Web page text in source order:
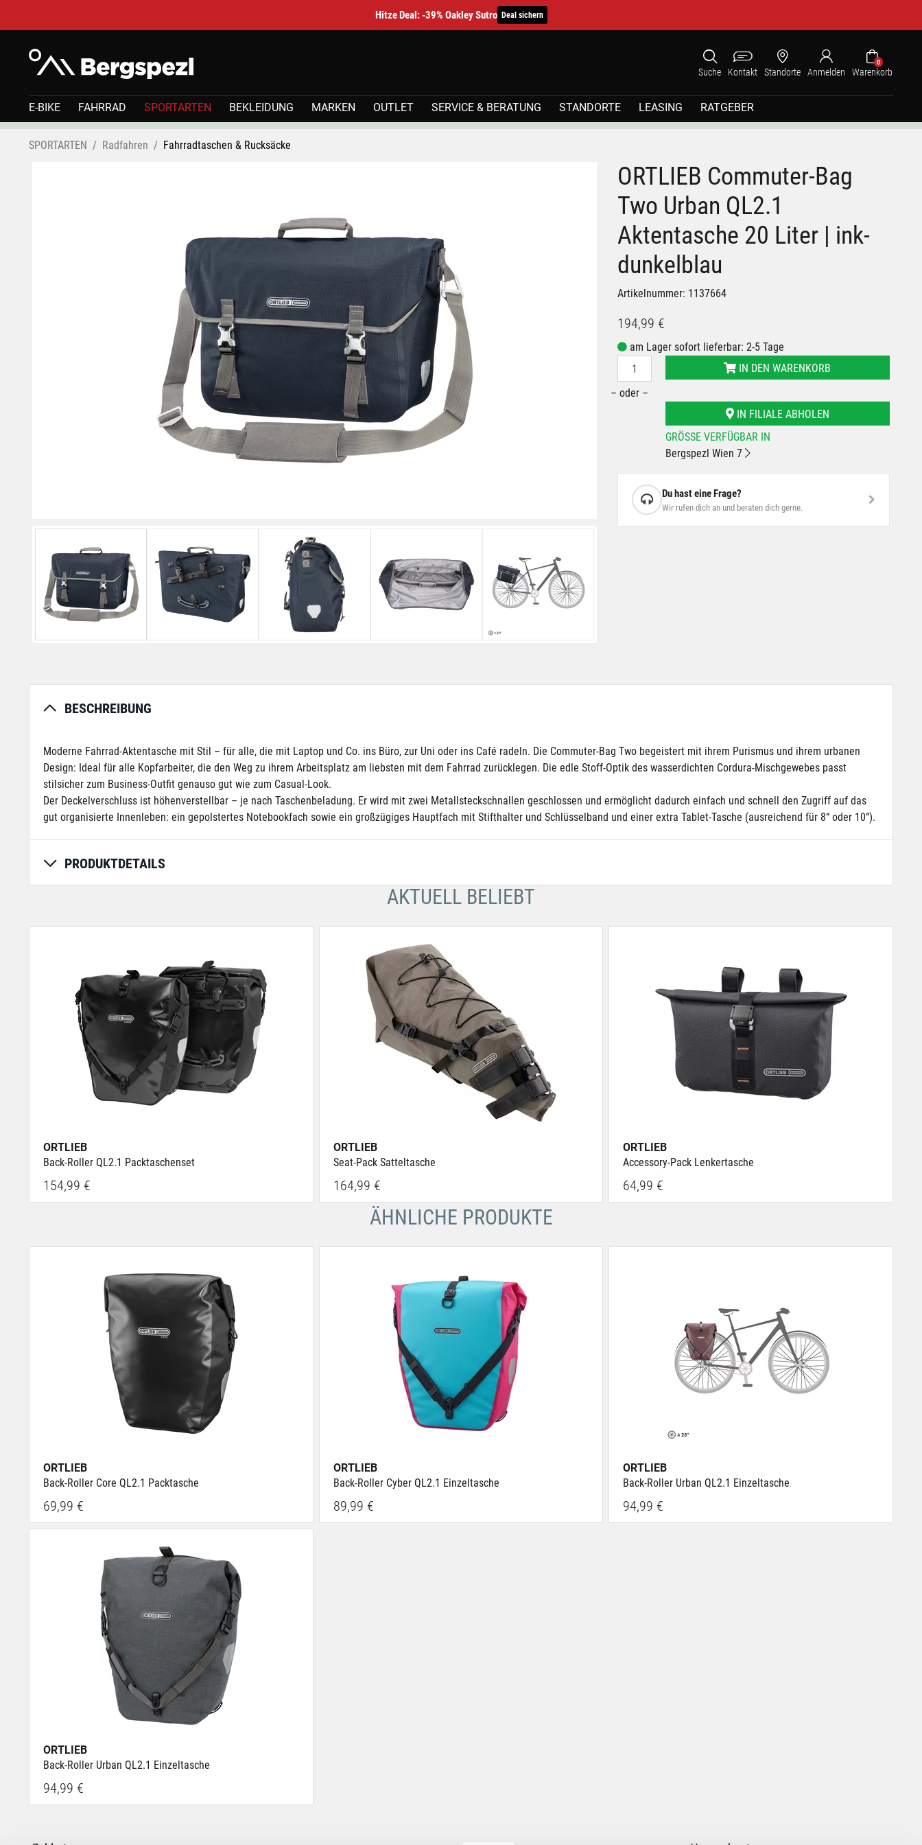
Hitze Deal: -39% Oakley Sutro Deal sichern
Suche Kontakt Standorte Anmelden
0
Warenkorb
E-BIKE FAHRRAD SPORTARTEN BEKLEIDUNG MARKEN OUTLET SERVICE & BERATUNG STANDORTE LEASING RATGEBER
SPORTARTEN Radfahren Fahrradtaschen & Rucksäcke
ORTLIEB Commuter-Bag
Two Urban QL2.1
Aktentasche 20 Liter | ink-
dunkelblau
Artikelnummer: 1137664
194,99 €
am Lager sofort lieferbar: 2-5 Tage
IN DEN WARENKORB
– oder –
IN FILIALE ABHOLEN
GRÖSSE VERFÜGBAR IN
Bergspezl Wien 7
Du hast eine Frage?
Wir rufen dich an und beraten dich gerne.
BESCHREIBUNG
Moderne Fahrrad-Aktentasche mit Stil – für alle, die mit Laptop und Co. ins Büro, zur Uni oder ins Café radeln. Die Commuter-Bag Two begeistert mit ihrem Purismus und ihrem urbanen
Design: Ideal für alle Kopfarbeiter, die den Weg zu ihrem Arbeitsplatz am liebsten mit dem Fahrrad zurücklegen. Die edle Stoff-Optik des wasserdichten Cordura-Mischgewebes passt
stilsicher zum Business-Outfit genauso gut wie zum Casual-Look.
Der Deckelverschluss ist höhenverstellbar – je nach Taschenbeladung. Er wird mit zwei Metallsteckschnallen geschlossen und ermöglicht dadurch einfach und schnell den Zugriff auf das
gut organisierte Innenleben: ein gepolstertes Notebookfach sowie ein großzügiges Hauptfach mit Stifthalter und Schlüsselband und einer extra Tablet-Tasche (ausreichend für 8“ oder 10“).
PRODUKTDETAILS
AKTUELL BELIEBT
ORTLIEB
Back-Roller QL2.1 Packtaschenset
154,99 €
ORTLIEB
Seat-Pack Satteltasche
164,99 €
ORTLIEB
Accessory-Pack Lenkertasche
64,99 €
ÄHNLICHE PRODUKTE
ORTLIEB
Back-Roller Core QL2.1 Packtasche
69,99 €
ORTLIEB
Back-Roller Cyber QL2.1 Einzeltasche
89,99 €
ORTLIEB
Back-Roller Urban QL2.1 Einzeltasche
94,99 €
ORTLIEB
Back-Roller Urban QL2.1 Einzeltasche
94,99 €